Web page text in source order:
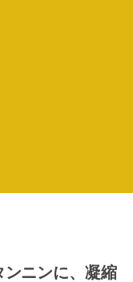
ンニンに、凝縮